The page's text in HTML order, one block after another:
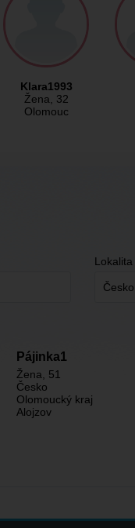
Klara1993
Žena, 32
Olomouc
Lokalita
Pájinka1
Žena , 51
Česko
Olomoucký kraj
Alojzov